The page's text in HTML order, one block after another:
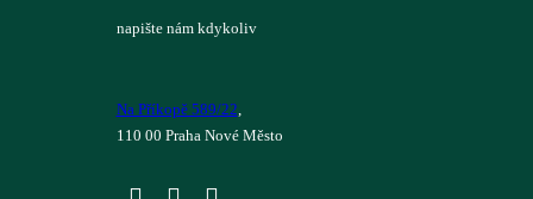
napište nám kdykoliv
Na Příkopě 589/22,
110 00 Praha Nové Město